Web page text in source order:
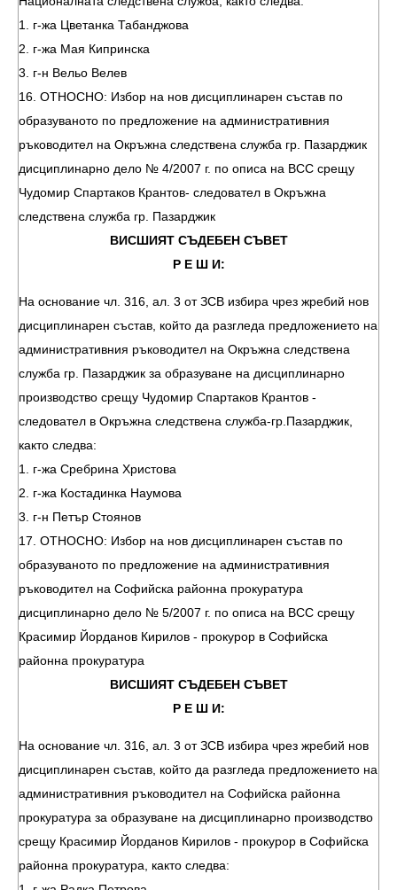
1. г-жа Цветанка Табанджова
2. г-жа Мая Кипринска
3. г-н Вельо Велев
16. ОТНОСНО: Избор на нов дисциплинарен състав по
образуваното по предложение на административния
ръководител на Окръжна следствена служба гр. Пазарджик
дисциплинарно дело № 4/2007 г. по описа на ВСС срещу
Чудомир Спартаков Крантов- следовател в Окръжна
следствена служба гр. Пазарджик
ВИСШИЯТ СЪДЕБЕН СЪВЕТ
Р Е Ш И:
На основание чл. 316, ал. 3 от ЗСВ избира чрез жребий нов
дисциплинарен състав, който да разгледа предложението на
административния ръководител на Окръжна следствена
служба гр. Пазарджик за образуване на дисциплинарно
производство срещу Чудомир Спартаков Крантов -
следовател в Окръжна следствена служба-гр.Пазарджик,
както следва:
1. г-жа Сребрина Христова
2. г-жа Костадинка Наумова
3. г-н Петър Стоянов
17. ОТНОСНО: Избор на нов дисциплинарен състав по
образуваното по предложение на административния
ръководител на Софийска районна прокуратура
дисциплинарно дело № 5/2007 г. по описа на ВСС срещу
Красимир Йорданов Кирилов - прокурор в Софийска
районна прокуратура
ВИСШИЯТ СЪДЕБЕН СЪВЕТ
Р Е Ш И:
На основание чл. 316, ал. 3 от ЗСВ избира чрез жребий нов
дисциплинарен състав, който да разгледа предложението на
административния ръководител на Софийска районна
прокуратура за образуване на дисциплинарно производство
срещу Красимир Йорданов Кирилов - прокурор в Софийска
районна прокуратура, както следва: